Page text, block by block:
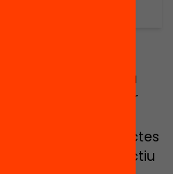
amb servei a la
pels alumnes de la
consisteix en crear
treballant
per projectes
persones. L’objectiu